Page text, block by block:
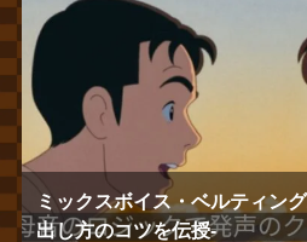
ミックスボイス・ベルティン
出し方のコツを伝授‐